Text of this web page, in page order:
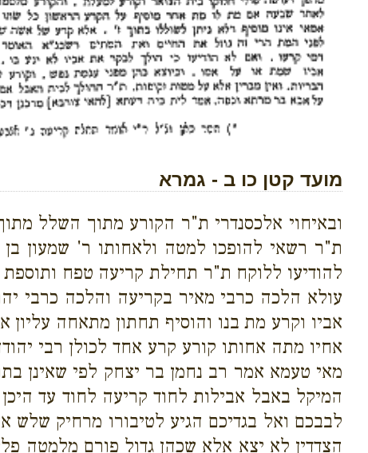
מועד קטן כו ב - גמרא
ובאיחוי אלכסנדרי ת"ר הקורע מתוך השלל
ת"ר רשאי להופכו למטה ולאחותו ר' שמעון
להודיעו ללוקח ת"ר תחילת קריעה טפח
עולא הלכה כרבי מאיר בקריעה והלכה כרבי
אביו וקרע מת בנו והוסיף תחתון מתאחה
אחיו מתה אחותו קורע קרע אחד לכולן רבי
מאי טעמא אמר רב נחמן בר יצחק לפי שאינן
המיקל באבל אבילות לחוד קריעה לחוד עד
לבבכם ואל בגדיכם הגיע לטיבורו מרחיק שלש
הצדדין לא יצא אלא שכהן גדול פורם מלמטה